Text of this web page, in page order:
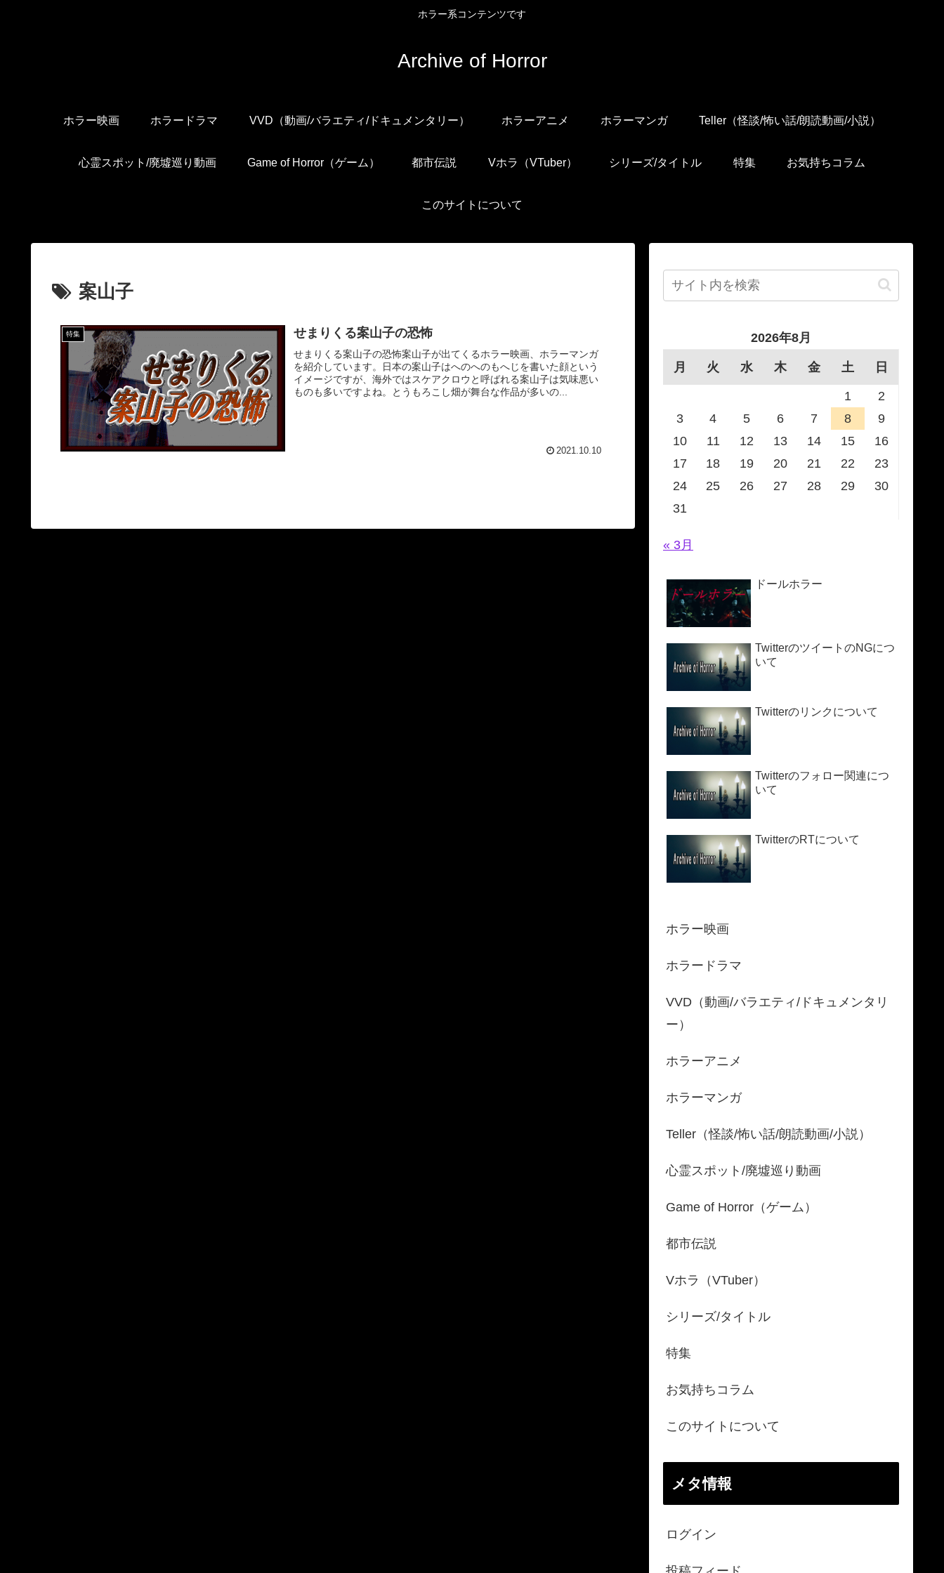
ホラー系コンテンツです
Archive of Horror
ホラー映画 ホラードラマ VVD（動画/バラエティ/ドキュメンタリー） ホラーアニメ ホラーマンガ Teller（怪談/怖い話/朗読動画/小説）
心霊スポット/廃墟巡り動画 Game of Horror（ゲーム） 都市伝説 Vホラ（VTuber） シリーズ/タイトル 特集 お気持ちコラム
このサイトについて
案山子
特集 せまりくる案山子の恐怖
せまりくる案山子の恐怖案山子が出てくるホラー映画、ホラーマンガ
を紹介しています。日本の案山子はへのへのもへじを書いた顔という
イメージですが、海外ではスケアクロウと呼ばれる案山子は気味悪い
ものも多いですよね。とうもろこし畑が舞台な作品が多いの...
2021.10.10
2026年8月
月 火 水 木 金 土 日
1
2
3
4 5 6 7 8
9
10
11 12 13 14 15
16
17
18 19 20 21 22
23
24
25 26 27 28 29
30
31
« 3月
ドールホラー
TwitterのツイートのNGにつ
いて
Twitterのリンクについて
Twitterのフォロー関連につ
いて
TwitterのRTについて
ホラー映画
ホラードラマ
VVD（動画/バラエティ/ドキュメンタリ
ー）
ホラーアニメ
ホラーマンガ
Teller（怪談/怖い話/朗読動画/小説）
心霊スポット/廃墟巡り動画
Game of Horror（ゲーム）
都市伝説
Vホラ（VTuber）
シリーズ/タイトル
特集
お気持ちコラム
このサイトについて
メタ情報
ログイン